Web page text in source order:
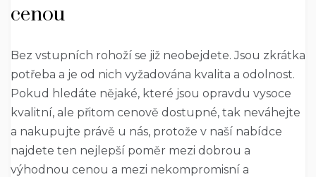
cenou
Bez vstupních rohoží se již neobejdete. Jsou zkrátka
potřeba a je od nich vyžadována kvalita a odolnost.
Pokud hledáte nějaké, které jsou opravdu vysoce
kvalitní, ale přitom cenově dostupné, tak neváhejte
a nakupujte právě u nás, protože v naší nabídce
najdete ten nejlepší poměr mezi dobrou a
výhodnou cenou a mezi nekompromisní a